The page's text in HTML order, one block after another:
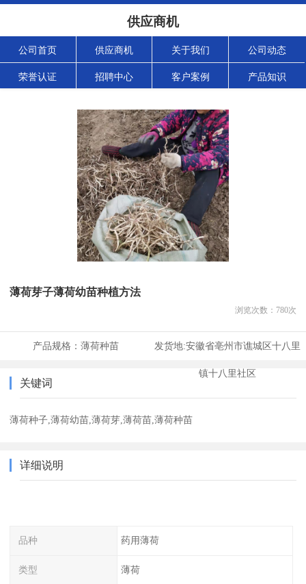
供应商机
公司首页 供应商机 关于我们 公司动态
荣誉认证 招聘中心 客户案例 产品知识
薄荷芽子薄荷幼苗种植方法
浏览次数： 780次
产品规格： 薄荷种苗 发货地:安徽省亳州市谯城区十八里
镇十八里社区
关键词
薄荷种子,薄荷幼苗,薄荷芽,薄荷苗,薄荷种苗
详细说明
品种 药用薄荷
类型 薄荷